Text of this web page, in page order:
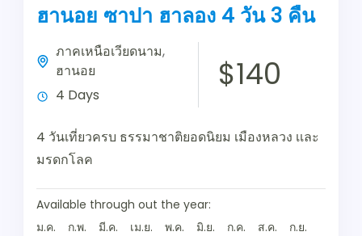
ฮานอย ซาปา ฮาลอง 4 วัน 3 คืน
ภาคเหนือเวียดนาม,
ฮานอย
4 Days
$140
4 วันเที่ยวครบ ธรรมาชาติยอดนิยม เมืองหลวง เเละ
มรดกโลค
Available through out the year:
ม.ค.
ก.พ. มี.ค. เม.ย. พ.ค. มิ.ย. ก.ค. ส.ค.
ก.ย.